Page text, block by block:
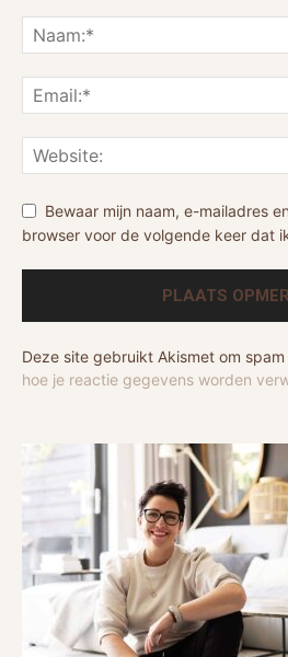
Bewaar mijn naam, e-mailadres
browser voor de volgende keer dat
Deze site gebruikt Akismet om
hoe je reactie gegevens worden